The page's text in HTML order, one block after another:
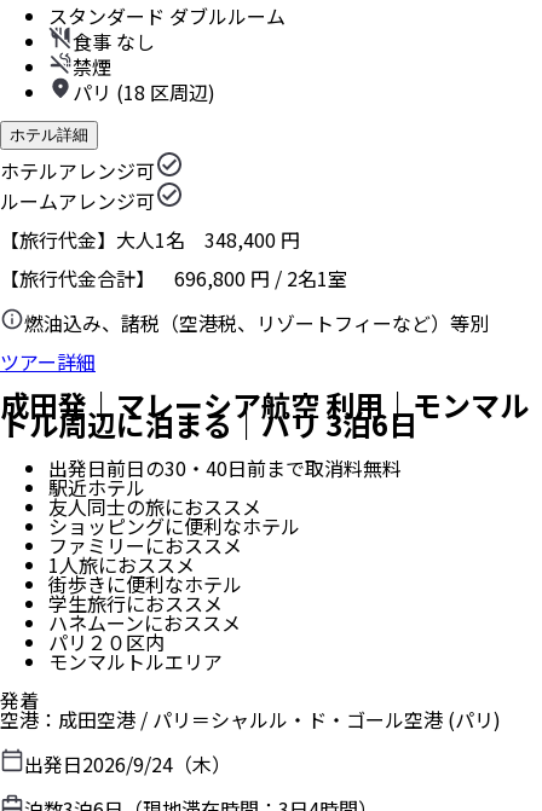
スタンダード ダブルルーム
食事 なし
禁煙
パリ (18 区周辺)
ホテル詳細
ホテルアレンジ可
ルームアレンジ可
【旅行代金】大人1名 348,400 円
【旅行代金合計】 696,800 円 / 2名1室
燃油込み、諸税（空港税、リゾートフィーなど）等別
ツアー詳細
成田発｜マレーシア航空 利用｜モンマル
トル周辺に泊まる｜パリ 3泊6日
出発日前日の30・40日前まで取消料無料
駅近ホテル
友人同士の旅におススメ
ショッピングに便利なホテル
ファミリーにおススメ
1人旅におススメ
街歩きに便利なホテル
学生旅行におススメ
ハネムーンにおススメ
パリ２０区内
モンマルトルエリア
発着
空港 ： 成田空港 / パリ＝シャルル・ド・ゴール空港 (パリ)
出発日2026/9/24（木）